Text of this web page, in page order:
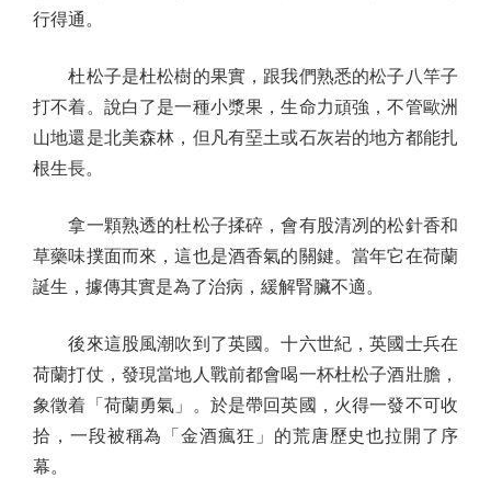
行得通。
杜松子是杜松樹的果實，跟我們熟悉的松子八竿子
打不着。說白了是一種小漿果，生命力頑強，不管歐洲
山地還是北美森林，但凡有堊土或石灰岩的地方都能扎
根生長。
拿一顆熟透的杜松子揉碎，會有股清冽的松針香和
草藥味撲面而來，這也是酒香氣的關鍵。當年它在荷蘭
誕生，據傳其實是為了治病，緩解腎臟不適。
後來這股風潮吹到了英國。十六世紀，英國士兵在
荷蘭打仗，發現當地人戰前都會喝一杯杜松子酒壯膽，
象徵着「荷蘭勇氣」。於是帶回英國，火得一發不可收
拾，一段被稱為「金酒瘋狂」的荒唐歷史也拉開了序
幕。